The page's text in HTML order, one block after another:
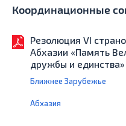
Координационные
Резолюция VI
Абхазии «Память
дружбы и единства»
Ближнее Зарубежье
Абхазия